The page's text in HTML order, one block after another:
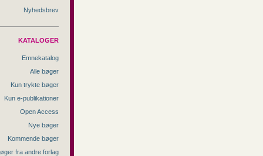
Nyhedsbrev
KATALOGER
Emnekatalog
Alle bøger
Kun trykte bøger
Kun e-publikationer
Open Access
Nye bøger
Kommende bøger
fra andre forlag